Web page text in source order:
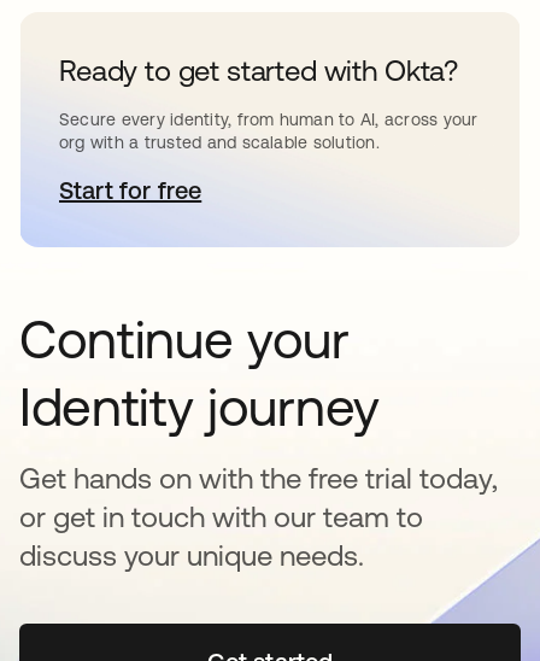
Ready to get started with Okta?
Secure every identity, from human to AI, across your
org with a trusted and scalable solution.
Start for freeabre em uma nova guia
Continue your
Identity journey
Get hands on with the free trial today,
or get in touch with our team to
discuss your unique needs.